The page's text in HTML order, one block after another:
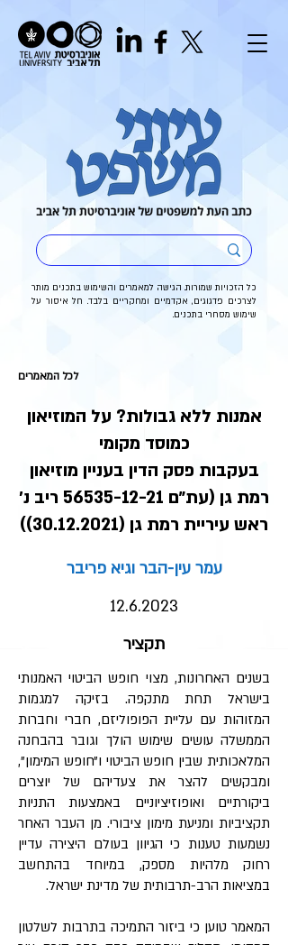
כל הזכויות שמורות. הגישה למאמרים והשימוש בתכנים מותר
לצרכים פדגוגים, אקדמיים ומחקריים בלבד. חל איסור על
שימוש מסחרי בתכנים.
לכל המאמרים
אמנות ללא גבולות? על המוזיאון
כמוסד מקומי
בעקבות פסק הדין בעניין מוזיאון
רמת גן (עת״ם 56535-12-21 ריב נ׳
ראש עיריית רמת גן (30.12.2021))
עמר עין-הבר וגיא פריבר
12.6.2023
תקציר
בשנים האחרונות, מצוי חופש הביטוי האמנותי
בישראל תחת מתקפה. בזיקה למגמות
המזוהות עם עליית הפופוליזם, חברי וחברות
הממשלה עושים שימוש הולך וגובר בהבחנה
המלאכותית שבין חופש הביטוי ו״חופש המימון״,
ומבקשים להצר את צעדיהם של יוצרים
ביקורתיים ואופוזיציוניים באמצעות התניות
תקציביות ומניעת מימון ציבורי. מן העבר האחר
נשמעות טענות כי הגיוון בעולם היצירה עדיין
רחוק מלהיות מספק, במיוחד בהתחשב
במציאות הרב-תרבותית של מדינת ישראל.
המאמר טוען כי ביזור התמיכה בתרבות לשלטון